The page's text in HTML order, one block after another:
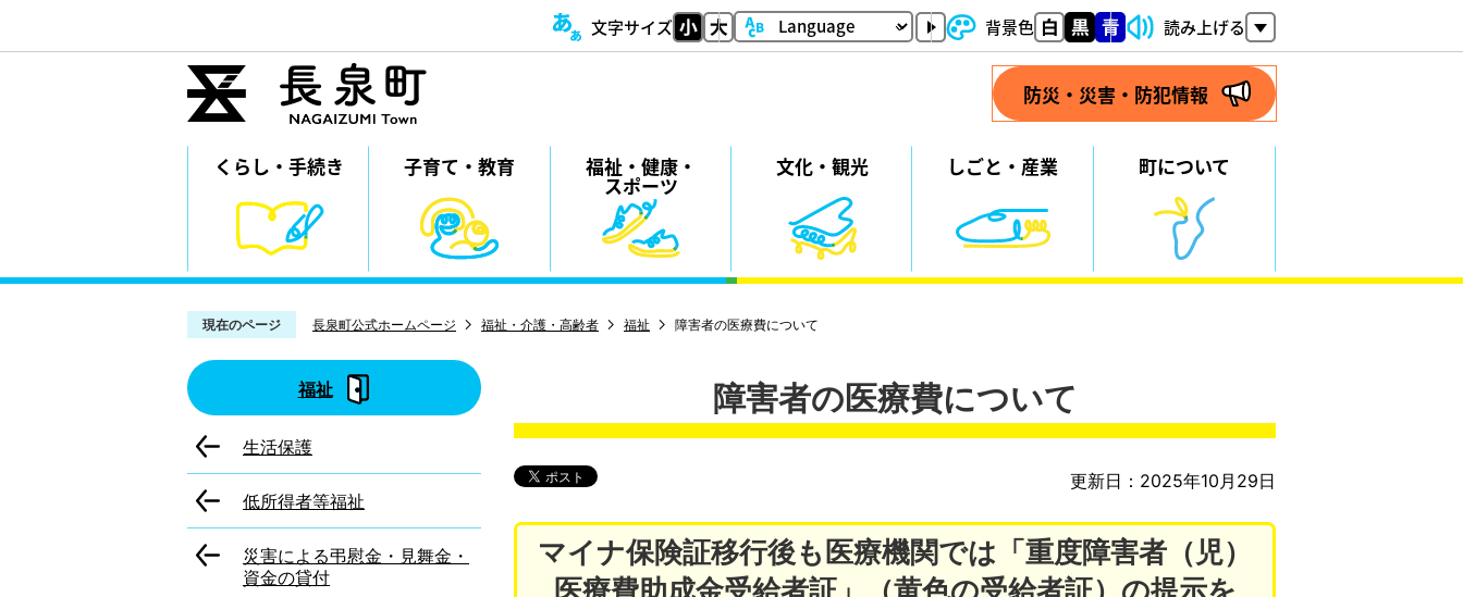
文字サイズ 背景色 読み上げる
防災・災害・防犯情報
くらし・ ⼿続き 子育て・教育 福祉・ 健康・
スポーツ
⽂化・ 観光 しごと・産業 町について
現在のページ 長泉町公式ホームページ 福祉・介護・高齢者 福祉 障害者の医療費について
福祉
生活保護
低所得者等福祉
災害による弔慰金・見舞金・
資金の貸付
障害者の医療費について
更新日：2025年10月29日
マイナ保険証移行後も医療機関では「重度障害者（児）
医療費助成金受給者証」（黄色の受給者証）の提示を